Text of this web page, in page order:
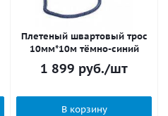
Плетеный швартовый трос
10мм*10м тёмно-синий
1 899 руб./шт
В корзину